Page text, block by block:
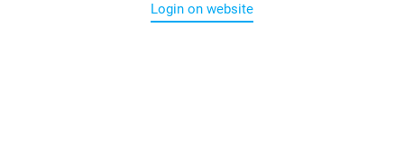
Login on website